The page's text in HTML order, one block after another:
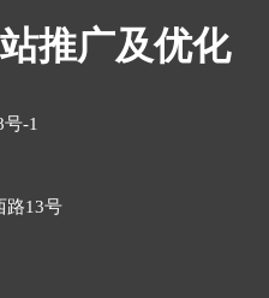
推广及优化
-1
路13号